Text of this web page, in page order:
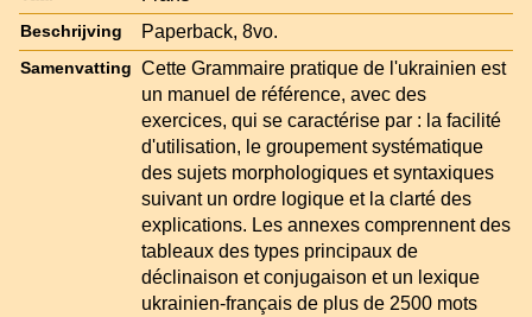
Beschrijving Paperback, 8vo.
Samenvatting Cette Grammaire pratique de l'ukrainien est
un manuel de référence, avec des
exercices, qui se caractérise par : la facilité
d'utilisation, le groupement systématique
des sujets morphologiques et syntaxiques
suivant un ordre logique et la clarté des
explications. Les annexes comprennent des
tableaux des types principaux de
déclinaison et conjugaison et un lexique
ukrainien-français de plus de 2500 mots